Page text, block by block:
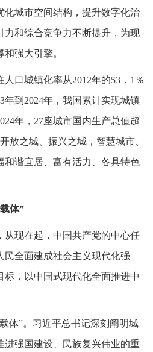
化城市空间结构，提升数字化治
力和综合竞争力不断提升，为现
强大引擎。
口城镇化率从2012年的53．1％
年到2024年，我国累计实现城镇
年，27座城市国内生产总值超
之城、振兴之城，智慧城市、
和谐宜居、富有活力、各具特色
体”
从现在起，中国共产党的中心任
民全面建成社会主义现代化强
标，以中国式现代化全面推进中
体”。习近平总书记深刻阐明城
进强国建设、民族复兴伟业的重